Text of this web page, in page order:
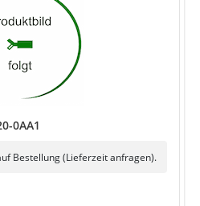
0AA1
Bestellung (Lieferzeit anfragen).